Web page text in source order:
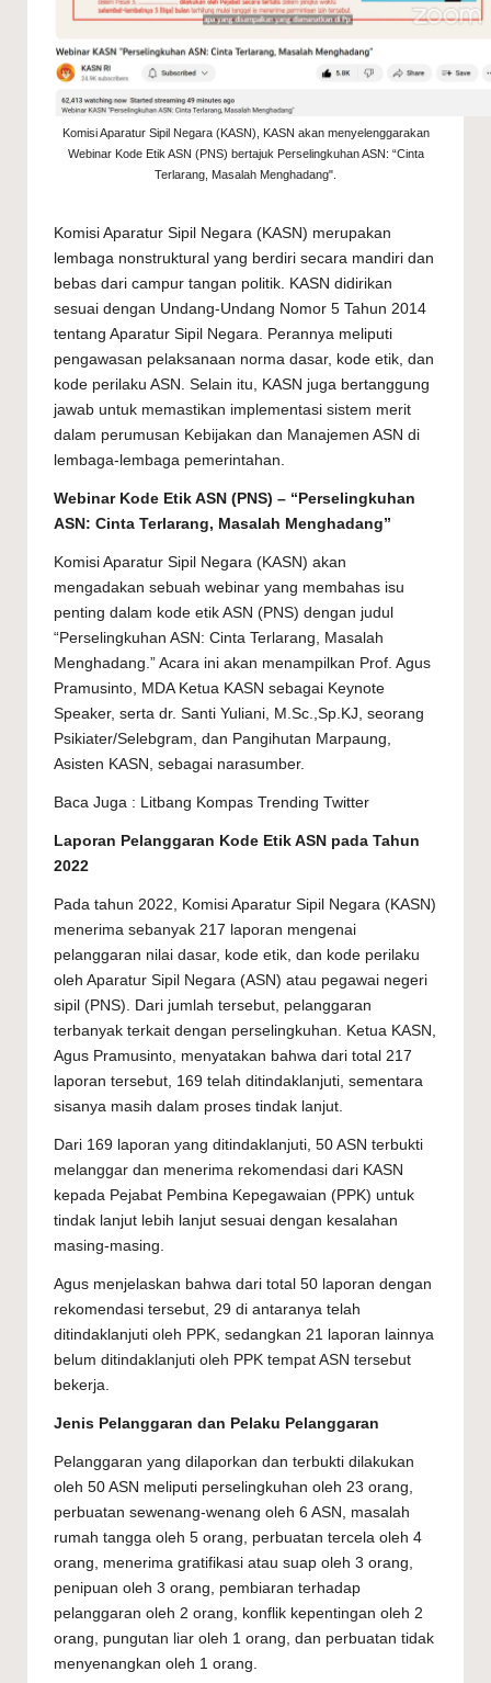
Komisi Aparatur Sipil Negara (KASN), KASN akan menyelenggarakan
Webinar Kode Etik ASN (PNS) bertajuk Perselingkuhan ASN: “Cinta
Terlarang, Masalah Menghadang".
Komisi Aparatur Sipil Negara (KASN) merupakan
lembaga nonstruktural yang berdiri secara mandiri dan
bebas dari campur tangan politik. KASN didirikan
sesuai dengan Undang-Undang Nomor 5 Tahun 2014
tentang Aparatur Sipil Negara. Perannya meliputi
pengawasan pelaksanaan norma dasar, kode etik, dan
kode perilaku ASN. Selain itu, KASN juga bertanggung
jawab untuk memastikan implementasi sistem merit
dalam perumusan Kebijakan dan Manajemen ASN di
lembaga-lembaga pemerintahan.
Webinar Kode Etik ASN (PNS) – “Perselingkuhan
ASN: Cinta Terlarang, Masalah Menghadang”
Komisi Aparatur Sipil Negara (KASN) akan
mengadakan sebuah webinar yang membahas isu
penting dalam kode etik ASN (PNS) dengan judul
“Perselingkuhan ASN: Cinta Terlarang, Masalah
Menghadang.” Acara ini akan menampilkan Prof. Agus
Pramusinto, MDA Ketua KASN sebagai Keynote
Speaker, serta dr. Santi Yuliani, M.Sc.,Sp.KJ, seorang
Psikiater/Selebgram, dan Pangihutan Marpaung,
Asisten KASN, sebagai narasumber.
Baca Juga : Litbang Kompas Trending Twitter
Laporan Pelanggaran Kode Etik ASN pada Tahun
2022
Pada tahun 2022, Komisi Aparatur Sipil Negara (KASN)
menerima sebanyak 217 laporan mengenai
pelanggaran nilai dasar, kode etik, dan kode perilaku
oleh Aparatur Sipil Negara (ASN) atau pegawai negeri
sipil (PNS). Dari jumlah tersebut, pelanggaran
terbanyak terkait dengan perselingkuhan. Ketua KASN,
Agus Pramusinto, menyatakan bahwa dari total 217
laporan tersebut, 169 telah ditindaklanjuti, sementara
sisanya masih dalam proses tindak lanjut.
Dari 169 laporan yang ditindaklanjuti, 50 ASN terbukti
melanggar dan menerima rekomendasi dari KASN
kepada Pejabat Pembina Kepegawaian (PPK) untuk
tindak lanjut lebih lanjut sesuai dengan kesalahan
masing-masing.
Agus menjelaskan bahwa dari total 50 laporan dengan
rekomendasi tersebut, 29 di antaranya telah
ditindaklanjuti oleh PPK, sedangkan 21 laporan lainnya
belum ditindaklanjuti oleh PPK tempat ASN tersebut
bekerja.
Jenis Pelanggaran dan Pelaku Pelanggaran
Pelanggaran yang dilaporkan dan terbukti dilakukan
oleh 50 ASN meliputi perselingkuhan oleh 23 orang,
perbuatan sewenang-wenang oleh 6 ASN, masalah
rumah tangga oleh 5 orang, perbuatan tercela oleh 4
orang, menerima gratifikasi atau suap oleh 3 orang,
penipuan oleh 3 orang, pembiaran terhadap
pelanggaran oleh 2 orang, konflik kepentingan oleh 2
orang, pungutan liar oleh 1 orang, dan perbuatan tidak
menyenangkan oleh 1 orang.